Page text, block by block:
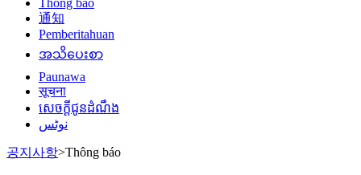
通知
Pemberitahuan
အသိပေးစာ
Paunawa
सूचना
សេចក្តីជូនដំណឹង
نوٹس
공지사항>Thông báo